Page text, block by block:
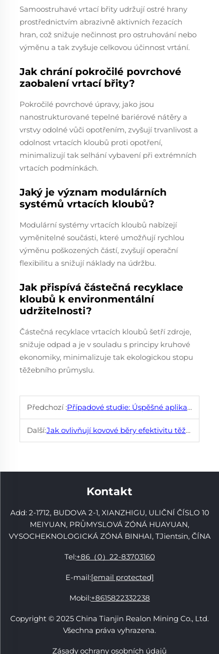
Samoostruhavé vrtací břity udržují ostré hrany
prostřednictvím abrazivně aktivních řezacích
hran, což snižuje nečinnost pro ostruhování nebo
výměnu a tak zvyšuje celkovou účinnost vrtání.
Jak chrání pokročilé povrchové
zaobalení vrtací břity?
Pokročilé povrchové úpravy, jako jsou
nanostrukturované tepelné bariérové nátěry a
vrstvy odolné vůči opotřením, zvyšují trvanlivost a
odolnost vrtacích kloubů proti opotření,
minimalizují tak selhání vybavení při extrémních
vrtacích podmínkách.
Jaký je význam modulárních
systémů vrtacích kloubů?
Modulární systémy vrtacích kloubů nabízejí
vyměnitelné součásti, které umožňují rychlou
výměnu poškozených částí, zvyšují operační
flexibilitu a snižují náklady na údržbu.
Jak přispívá částečná recyklace
kloubů k environmentální
udržitelnosti?
Částečná recyklace vrtacích kloubů šetří zdroje,
snižuje odpad a je v souladu s principy kruhové
ekonomiky, minimalizuje tak ekologickou stopu
těžebního průmyslu.
Předchozí :Případové studie: Úspěšné aplikace těžebních vrtacích bity v různých dolech
Další:Jak ovlivňují kovové běry efektivitu těžby surovin
Kontakt
Add: 2-1712, BUDOVA 2-1, XIANZHIGU, ULIČNÍ ČÍSLO 10
MEIYUAN, PRŮMYSLOVÁ ZÓNÁ HUAYUAN,
VYSOCHEKNOLOGICKÁ ZÓNÁ BINHAI, TJientsin, ČÍNA
Tel:+86（0）22-83703160
E-mail:[email protected]
Mobil:+8615822332238
Copyright © 2025 China Tianjin Realon Mining Co., Ltd.
Všechna práva vyhrazena.
Zásady ochrany osobních údajů